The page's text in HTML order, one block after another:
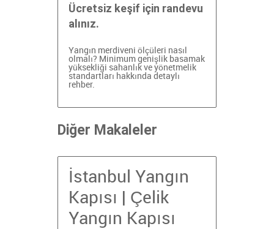
Ücretsiz keşif için randevu
alınız.
Yangın merdiveni ölçüleri nasıl
olmalı? Minimum genişlik basamak
yüksekliği sahanlık ve yönetmelik
standartları hakkında detaylı
rehber.
Diğer Makaleler
İstanbul Yangın
Kapısı | Çelik
Yangın Kapısı